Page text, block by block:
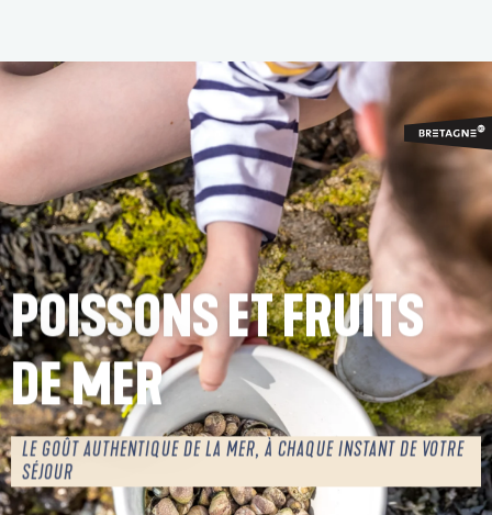
contenu
principal
POISSONS ET FRUITS
DE MER
LE GOÛT AUTHENTIQUE DE LA MER, À CHAQUE INSTANT DE VOTRE
SÉJOUR